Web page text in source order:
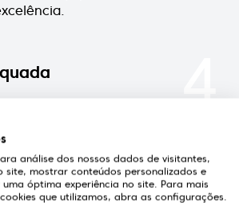
aconselhará a melhor solução
análise dos nossos dados de visitantes,
site, mostrar conteúdos personalizados e
óptima experiência no site. Para mais
que utilizamos, abra as configurações.